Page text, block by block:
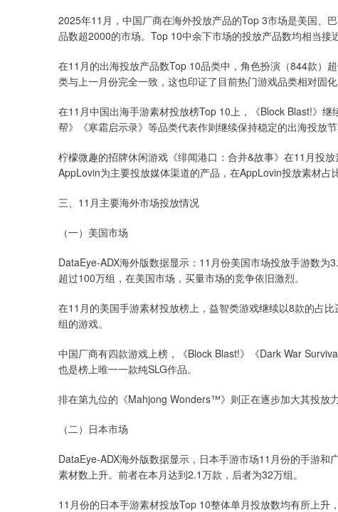
2025年11月，中国厂商在海外投放产品的Top 3市场是美国、
品数超2000的市场。Top 10中余下市场的投放产品数均相当接
在11月的出海投放产品数Top 10品类中，角色扮演（844款）
类与上一月份完全一致，这也印证了目前热门游戏品类相对固化
在11月中国出海手游素材投放榜Top 10上，《Block Blast!》
帮》《寒霜启示录》等品类代表作则继续保持稳定的出海投放节
柠檬微趣的招牌休闲游戏《绯闻港口：合并&故事》在11月投
AppLovin为主要投放媒体渠道的产品，在AppLovin投放素材占
三、11月主要海外市场投放情况
（一）美国市场
DataEye-ADX海外版数据显示：11月份美国市场投放手游数
超过100万组，在美国市场，买量市场的竞争依旧激烈。
在11月的美国手游素材投放榜上，益智类游戏继续以8款的占
组的游戏。
中国厂商有四款游戏上榜，《Block Blast!》《Dark War
也是榜上唯一一款纯SLG作品。
排在第九位的《Mahjong Wonders™》则正在逐步加大其投放
（二）日本市场
DataEye-ADX海外版数据显示，日本手游市场11月份的手游
素材数上升。前者在本月达到2.1万款，后者为32万组。
11月份的日本手游素材投放Top 10整体单月投放数均有所上升